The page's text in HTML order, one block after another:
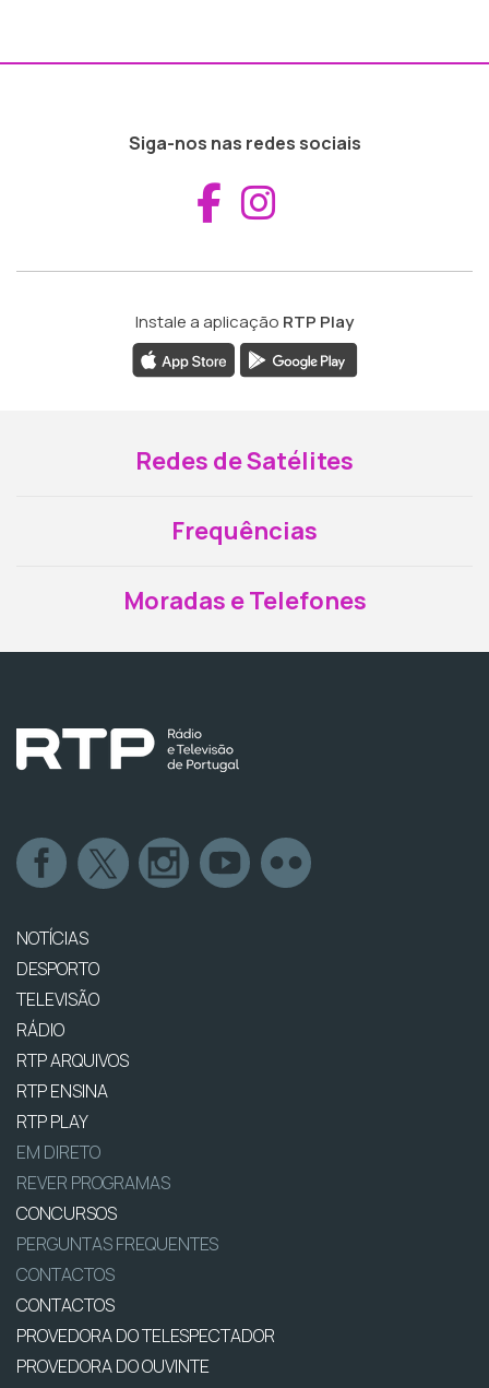
Siga-nos nas redes sociais
Aceder ao
Instale a aplicação RTP Play
Redes de Satélites
Frequências
Moradas e Telefones
NOTÍCIAS
DESPORTO
TELEVISÃO
RÁDIO
RTP ARQUIVOS
RTP ENSINA
RTP PLAY
EM DIRETO
REVER PROGRAMAS
CONCURSOS
PERGUNTAS FREQUENTES
CONTACTOS
CONTACTOS
PROVEDORA DO TELESPECTADOR
PROVEDORA DO OUVINTE